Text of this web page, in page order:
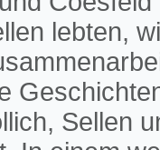
lebten,
Sellen